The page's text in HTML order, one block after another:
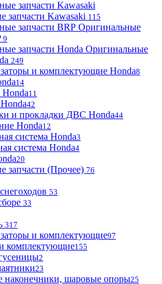
запчасти Kawasaki 115
Оригинальные
9
Оригинальные
249
и комплектующие Honda8
14
11
42
и прокладки ДВС Honda44
Honda12
система Honda3
система Honda4
20
запчасти (Прочее) 76
53
33
317
и комплектующие97
комплектующие155
2
23
наконечники, шаровые опоры25